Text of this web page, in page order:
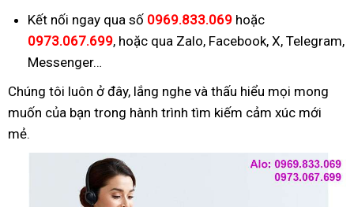
Kết nối ngay qua số 0969.833.069 hoặc
0973.067.699, hoặc qua Zalo, Facebook, X, Telegram,
Messenger…
Chúng tôi luôn ở đây, lắng nghe và thấu hiểu mọi mong
muốn của bạn trong hành trình tìm kiếm cảm xúc mới
mẻ.